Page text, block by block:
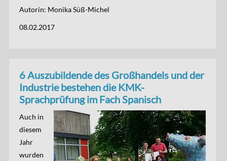
Autorin: Monika Süß-Michel
08.02.2017
6 Auszubildende des Großhandels und der
Industrie bestehen die KMK-
Sprachprüfung im Fach Spanisch
Auch in
diesem
Jahr
wurden